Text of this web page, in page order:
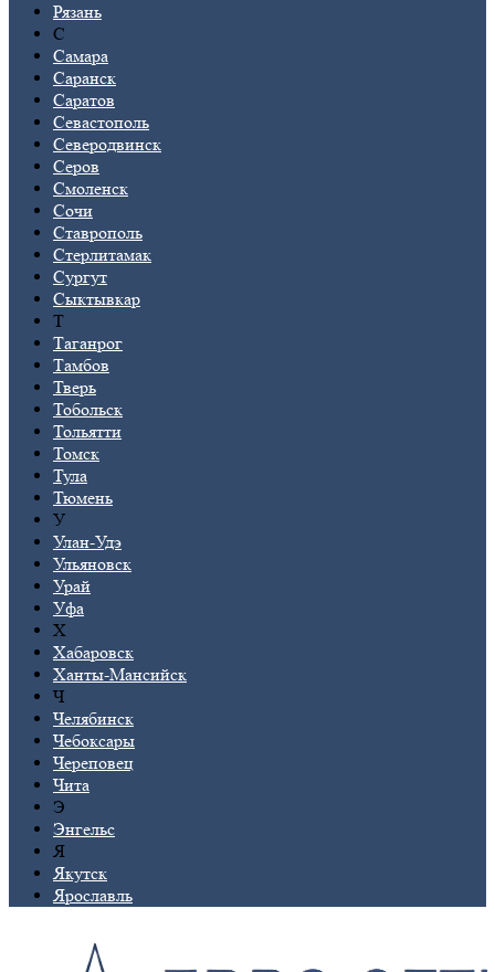
Рязань
С
Самара
Саранск
Саратов
Севастополь
Северодвинск
Серов
Смоленск
Сочи
Ставрополь
Стерлитамак
Сургут
Сыктывкар
Т
Таганрог
Тамбов
Тверь
Тобольск
Тольятти
Томск
Тула
Тюмень
У
Улан-Удэ
Ульяновск
Урай
Уфа
Х
Хабаровск
Ханты-Мансийск
Ч
Челябинск
Чебоксары
Череповец
Чита
Э
Энгельс
Я
Якутск
Ярославль